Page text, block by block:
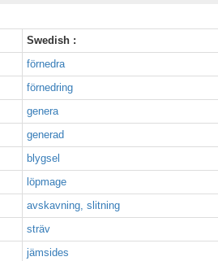
Swedish :
förnedra
förnedring
genera
generad
blygsel
löpmage
avskavning, slitning
sträv
jämsides